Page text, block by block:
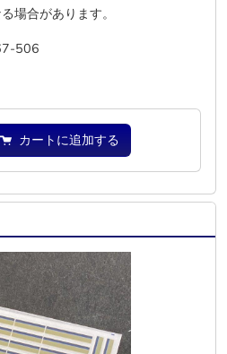
場合があります。
506
カートに追加する